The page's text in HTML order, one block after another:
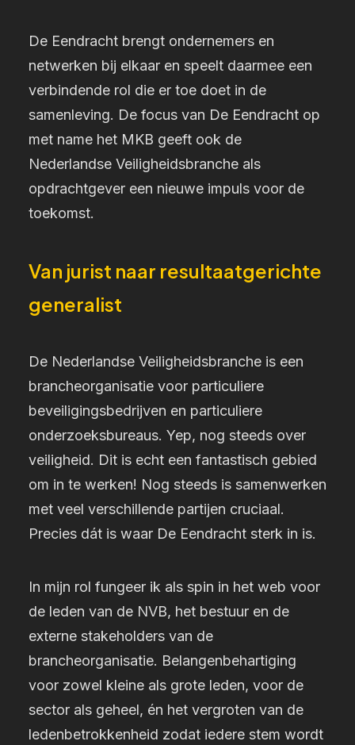
De Eendracht brengt ondernemers en
netwerken bij elkaar en speelt daarmee een
verbindende rol die er toe doet in de
samenleving. De focus van De Eendracht op
met name het MKB geeft ook de
Nederlandse Veiligheidsbranche als
opdrachtgever een nieuwe impuls voor de
toekomst.
Van jurist naar resultaatgerichte
generalist
De Nederlandse Veiligheidsbranche is een
brancheorganisatie voor particuliere
beveiligingsbedrijven en particuliere
onderzoeksbureaus. Yep, nog steeds over
veiligheid. Dit is echt een fantastisch gebied
om in te werken! Nog steeds is samenwerken
met veel verschillende partijen cruciaal.
Precies dát is waar De Eendracht sterk in is.
In mijn rol fungeer ik als spin in het web voor
de leden van de NVB, het bestuur en de
externe stakeholders van de
brancheorganisatie. Belangenbehartiging
voor zowel kleine als grote leden, voor de
sector als geheel, én het vergroten van de
ledenbetrokkenheid zodat iedere stem wordt